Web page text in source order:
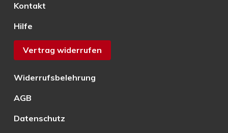
Kontakt
Hilfe
Vertrag widerrufen
Widerrufsbelehrung
AGB
Datenschutz